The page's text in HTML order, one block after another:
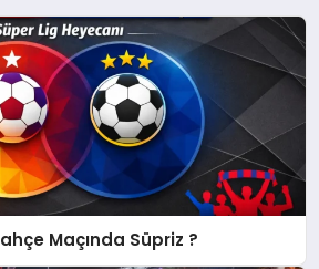
Maçında Süpriz ?